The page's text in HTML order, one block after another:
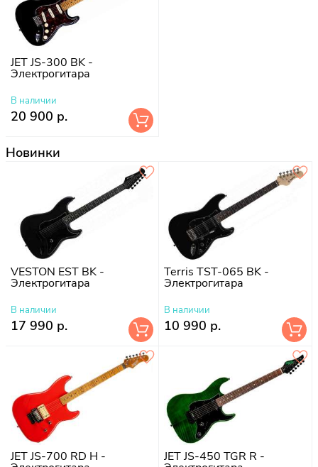
JET JS-300 BK -
Электрогитара
В наличии
20 900 р.
Новинки
VESTON EST BK -
Электрогитара
В наличии
17 990 р.
Terris TST-065 BK -
Электрогитара
В наличии
10 990 р.
JET JS-700 RD H - JET JS-450 TGR R -